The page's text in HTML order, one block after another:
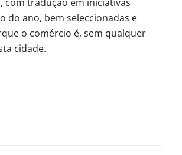
do ano, bem seleccionadas e
o comércio é, sem qualquer
cidade.